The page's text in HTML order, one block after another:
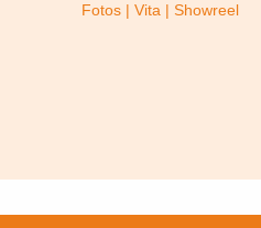
Fotos | Vita | Showreel